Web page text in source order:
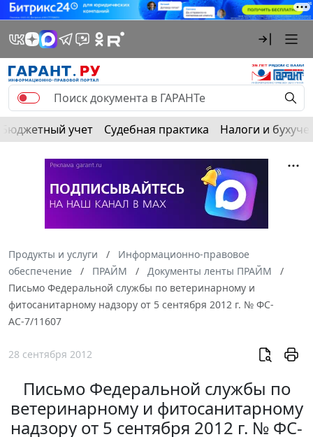
Бюджетный учет Судебная практика Налоги и
Продукты и услуги
Информационно-правовое
обеспечение
ПРАЙМ
Документы ленты ПРАЙМ
Письмо Федеральной службы по ветеринарному и
фитосанитарному надзору от 5 сентября 2012 г. № ФС-
АС-7/11607
28 сентября 2012
Письмо Федеральной службы по
ветеринарному и фитосанитарному
надзору от 5 сентября 2012 г. № ФС-